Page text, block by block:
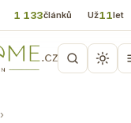
1 133článků Už11let
›